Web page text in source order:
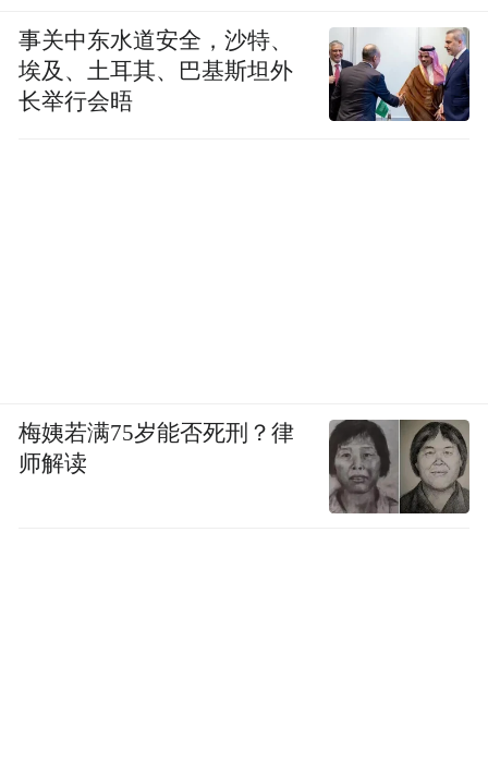
事关中东水道安全，沙特、
埃及、土耳其、巴基斯坦外
长举行会晤
梅姨若满75岁能否死刑？律
师解读